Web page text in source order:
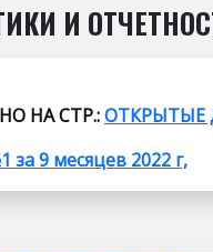
И
НА СТР.:ОТКРЫТЫЕ
9 месяцев 2022 г,